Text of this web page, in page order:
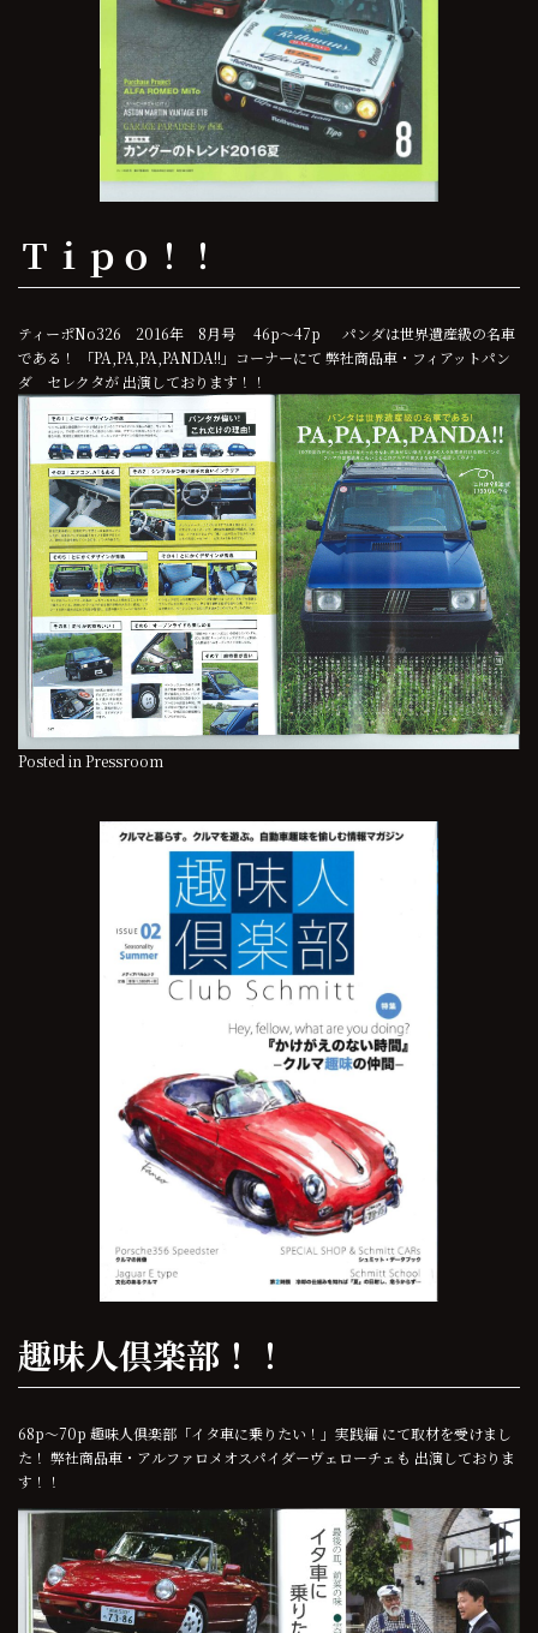
Ｔｉｐｏ！！
ティーポNo326 2016年 8月号 46p～47p パンダは世界遺産級の名車
である！ 「PA,PA,PA,PANDA!!」コーナーにて 弊社商品車・フィアットパン
ダ セレクタが 出演しております！！
Posted in Pressroom
趣味人倶楽部！！
68p～70p 趣味人倶楽部「イタ車に乗りたい！」実践編 にて取材を受けまし
た！ 弊社商品車・アルファロメオスパイダーヴェローチェも 出演しておりま
す！！